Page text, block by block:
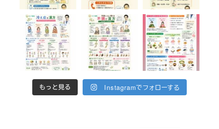
もっと見る Instagramでフォローする